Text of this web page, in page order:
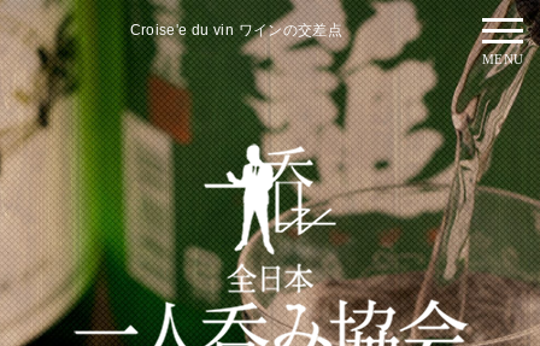
Croise'e du vin ワインの交差点
MENU